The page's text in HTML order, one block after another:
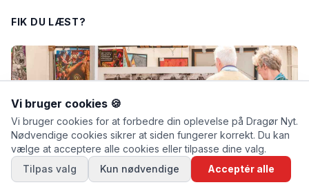
FIK DU LÆST?
Vi bruger cookies 🍪
Vi bruger cookies for at forbedre din oplevelse på Dragør Nyt.
Nødvendige cookies sikrer at siden fungerer korrekt. Du kan
vælge at acceptere alle cookies eller tilpasse dine valg.
Tilpas valg
Kun nødvendige Acceptér alle